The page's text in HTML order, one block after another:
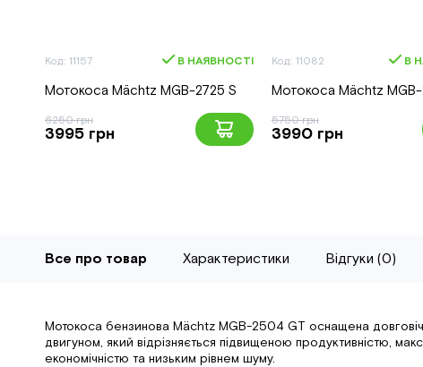
Все про товар Характеристики Відгуки (0)
Мотокоса бензинова Mächtz MGB-2504 GT оснащена
двигуном, який відрізняється підвищеною продуктивністю,
економічністю та низьким рівнем шуму.
Код: 11157 В НАЯВНОСТІ
Мотокоса Mächtz MGB-2725 S
6250 грн
3995 грн
Код: 11082 В
Мотокоса Mächtz MGB-
5750 грн
3990 грн